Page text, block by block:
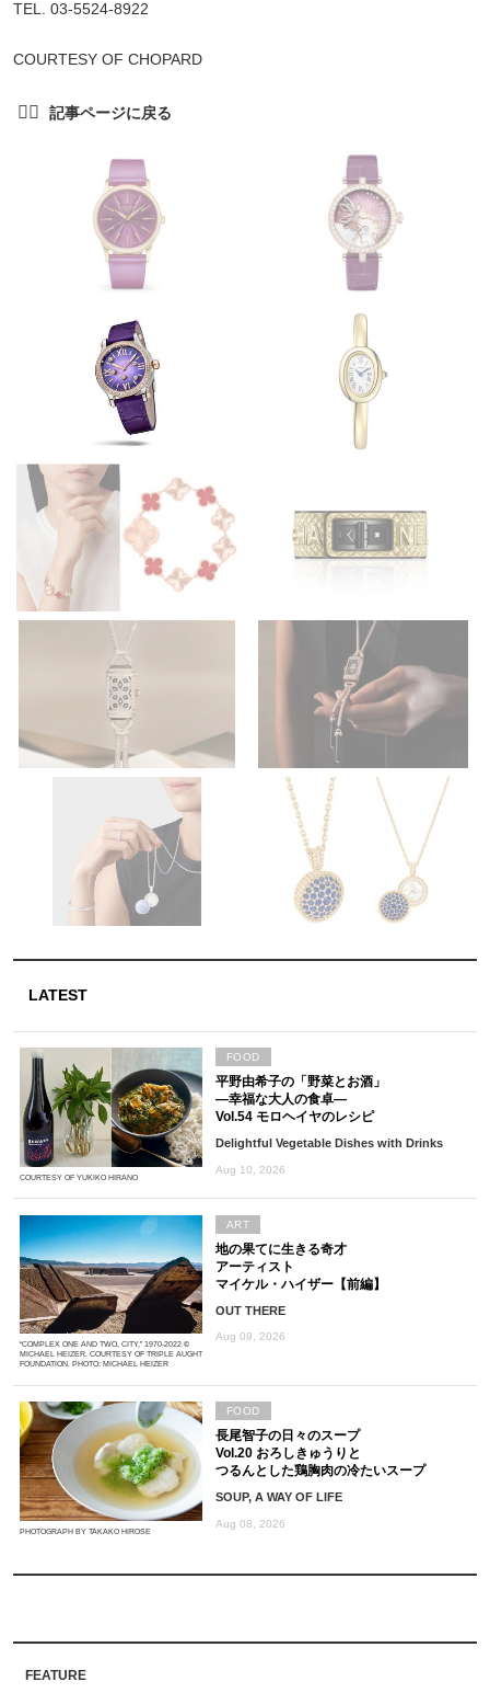
TEL. 03-5524-8922
COURTESY OF CHOPARD
LATEST
COURTESY OF YUKIKO HIRANO
平野由希子の「野菜とお酒」
―幸福な大人の食卓―
Vol.54 モロヘイヤのレシピ
Delightful Vegetable Dishes with Drinks
Aug 10, 2026
FOOD
“COMPLEX ONE AND TWO, CITY,” 1970-2022 ©
MICHAEL HEIZER. COURTESY OF TRIPLE AUGHT
FOUNDATION. PHOTO: MICHAEL HEIZER
地の果てに生きる奇才
アーティスト
マイケル・ハイザー【前編】
OUT THERE
Aug 09, 2026
ART
PHOTOGRAPH BY TAKAKO HIROSE
長尾智子の日々のスープ
Vol.20 おろしきゅうりと
つるんとした鶏胸肉の冷たいスープ
SOUP, A WAY OF LIFE
Aug 08, 2026
FOOD
FEATURE